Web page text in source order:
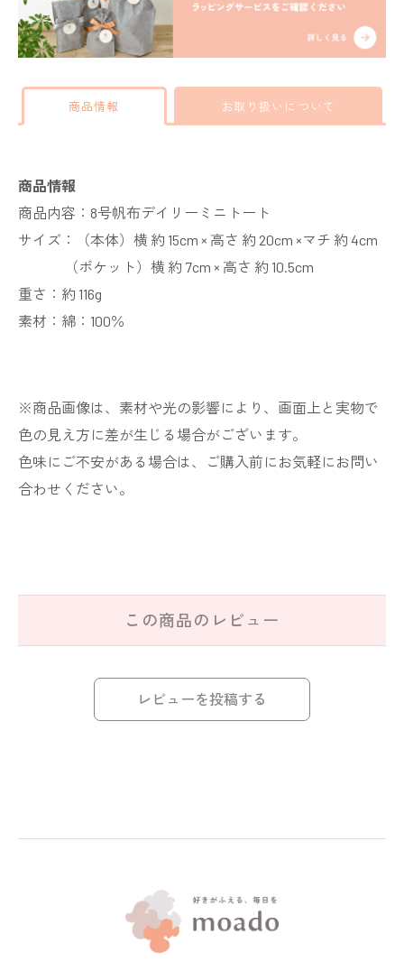
商品情報 お取り扱いについて
商品情報
商品内容：8号帆布デイリーミニトート
サイズ：（本体）横 約 15cm × 高さ 約 20cm ×マチ 約 4cm
（ポケット）横 約 7cm × 高さ 約 10.5cm
重さ：約 116g
素材：綿：100％
※商品画像は、素材や光の影響により、画面上と実物で
色の見え方に差が生じる場合がございます。
色味にご不安がある場合は、ご購入前にお気軽にお問い
合わせください。
この商品のレビュー
レビューを投稿する